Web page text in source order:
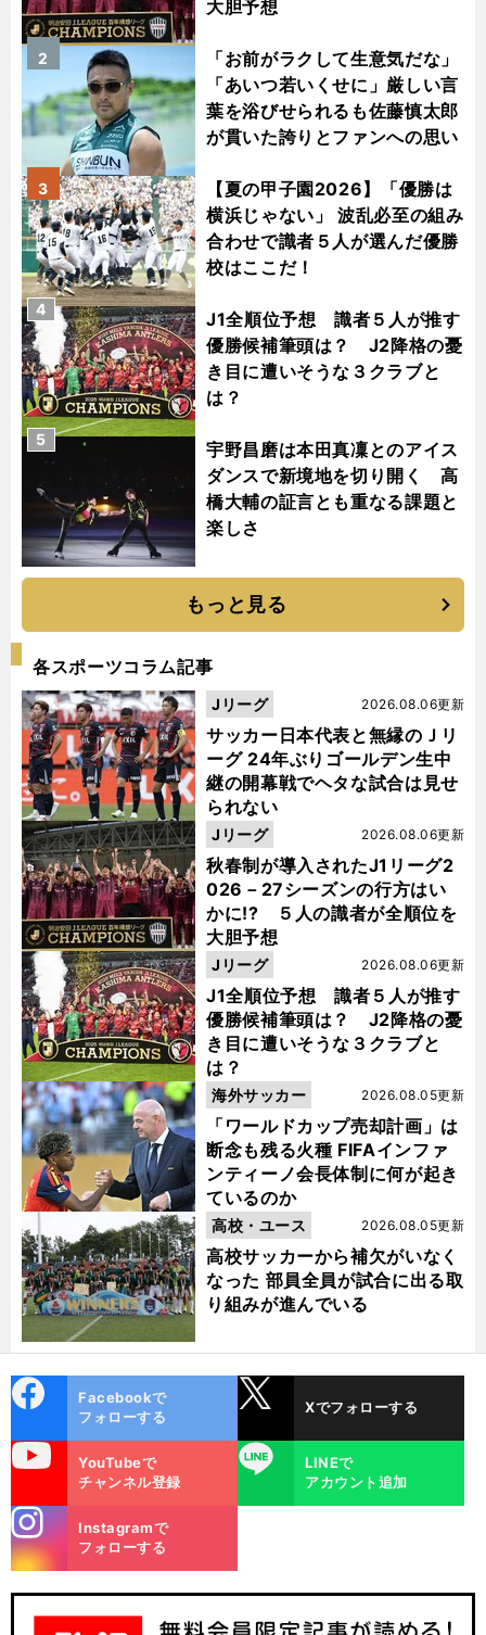
大胆予想
「お前がラクして生意気だな」
「あいつ若いくせに」厳しい言
葉を浴びせられるも佐藤慎太郎
が貫いた誇りとファンへの思い
2
【夏の甲子園2026】「優勝は
横浜じゃない」 波乱必至の組み
合わせで識者５人が選んだ優勝
校はここだ！
3
J1全順位予想 識者５人が推す
優勝候補筆頭は？ J2降格の憂
き目に遭いそうな３クラブと
は？
4
宇野昌磨は本田真凜とのアイス
ダンスで新境地を切り開く 高
橋大輔の証言とも重なる課題と
楽しさ
5
もっと見る
各スポーツコラム記事
サッカー日本代表と無縁のＪリ
ーグ 24年ぶりゴールデン生中
継の開幕戦でヘタな試合は見せ
られない
2026.08.06更新
Jリーグ
秋春制が導入されたJ1リーグ2
026－27シーズンの行方はい
かに!? ５人の識者が全順位を
大胆予想
2026.08.06更新
Jリーグ
J1全順位予想 識者５人が推す
優勝候補筆頭は？ J2降格の憂
き目に遭いそうな３クラブと
は？
2026.08.06更新
Jリーグ
「ワールドカップ売却計画」は
断念も残る火種 FIFAインファ
ンティーノ会長体制に何が起き
ているのか
2026.08.05更新
海外サッカー
高校サッカーから補欠がいなく
なった 部員全員が試合に出る取
り組みが進んでいる
2026.08.05更新
高校・ユース
ok
Facebookで
フォローする
Xでフォローする
YouTubeで
チャンネル登録
LINE
LINEで
アカウント追加
m
Instagramで
フォローする